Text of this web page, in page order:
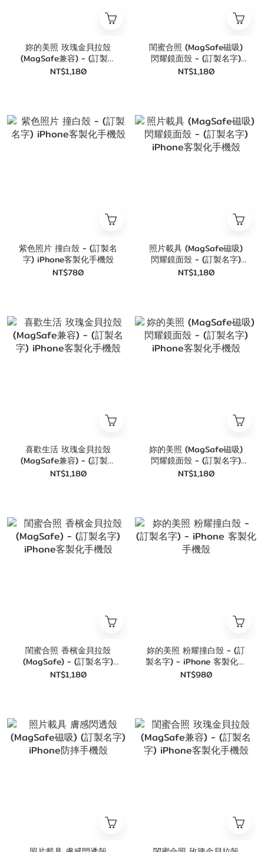
妳的美照 玫瑰金貝拉殼
(MagSafe兼容) - (訂製名
字) iPhone客製化手機殼
NT$1,180
閨蜜合照 (MagSafe磁吸)
閃耀鏡面殼 - (訂製名字)
iPhone客製化手機殼
NT$1,180
紫色照片 撞白殼 - (訂製名
字) iPhone客製化手機殼
NT$780
照片載具 (MagSafe磁吸)
閃耀鏡面殼 - (訂製名字)
iPhone客製化手機殼
NT$1,180
喜歡生活 玫瑰金貝拉殼
(MagSafe兼容) - (訂製名
字) iPhone客製化手機殼
NT$1,180
妳的美照 (MagSafe磁吸)
閃耀鏡面殼 - (訂製名字)
iPhone客製化手機殼
NT$1,180
閨蜜合照 香檳金貝拉殼
(MagSafe) - (訂製名字)
iPhone客製化手機殼
NT$1,180
妳的美照 粉耀撞白殼 - (訂
製名字) - iPhone 客製化手
機殼
NT$980